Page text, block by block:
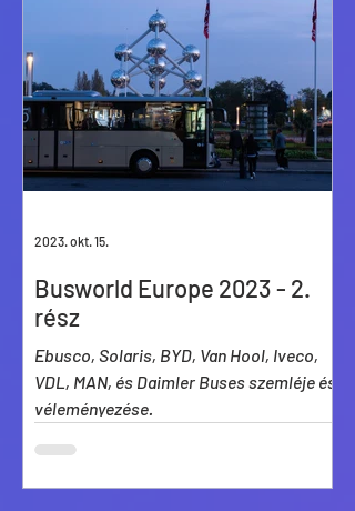
Busworld Europe 2023 - 2.
rész
Ebusco, Solaris, BYD, Van Hool, Iveco,
VDL, MAN, és Daimler Buses szemléje és
véleményezése.
2023. okt. 15.